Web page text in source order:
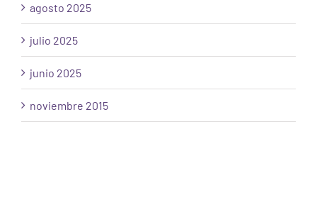
agosto 2025
julio 2025
junio 2025
noviembre 2015